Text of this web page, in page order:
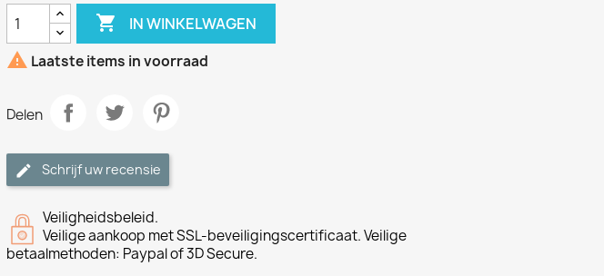
 IN WINKELWAGEN
 Laatste items in voorraad
Delen
Schrijf uw recensie
Veiligheidsbeleid.
Veilige aankoop met SSL-beveiligingscertificaat. Veilige
betaalmethoden: Paypal of 3D Secure.